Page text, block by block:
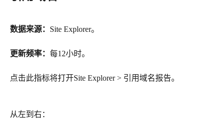
数据来源： Site Explorer。
更新频率： 每12小时。
点击此指标将打开Site Explorer > 引用域名报告。
从左到右：